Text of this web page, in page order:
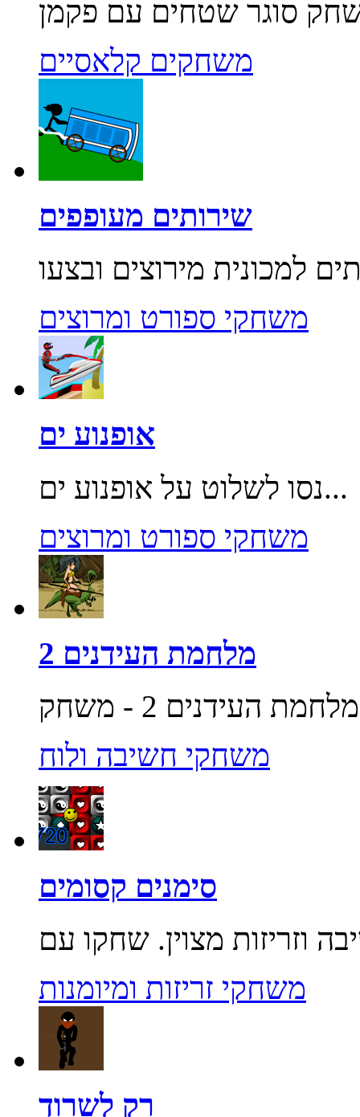
משחקים קלאסיים
שירותים מעופפים
משחקי ספורט ומרוצים
אופנוע ים
נסו לשלוט על אופנוע ים...
משחקי ספורט ומרוצים
מלחמת העידנים 2
משחקי חשיבה ולוח
סימנים קסומים
משחקי זריזות ומיומנות
רק לשרוד